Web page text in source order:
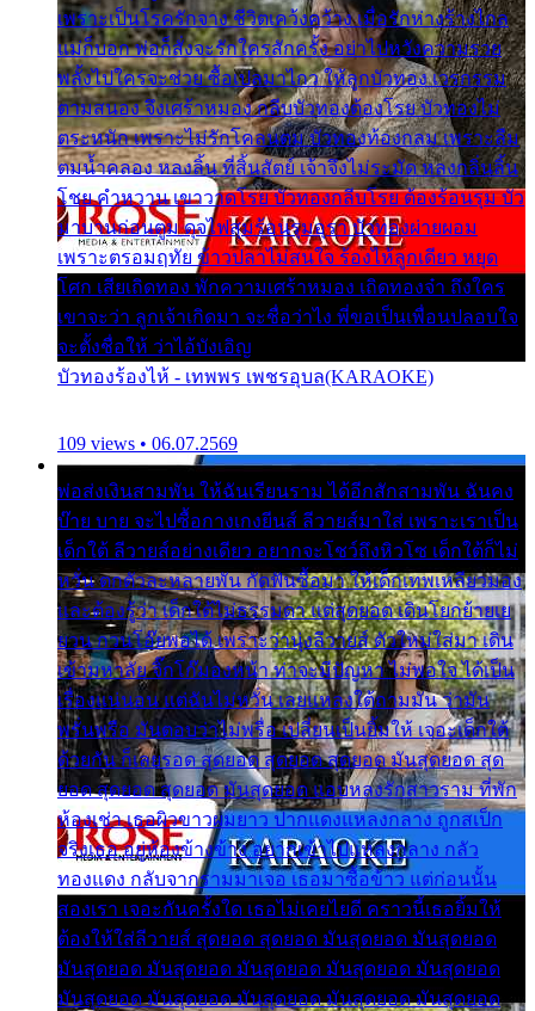
เพราะเป็นโรครักจาง ชีวิตเคว้งคว้าง เมื่อรักห่างร้างไกล
แม่ก็บอก พ่อก็สั่งจะรักใครสักครั้ง อย่าไปหวังความรวย
พลั้งไปใครจะช่วย ซื้อเปลมาไกว ให้ลูกบัวทอง เวรกรรม
ตามสนอง จึงเศร้าหมอง กลีบบัวทองต้องโรย บัวทองไม่
ตระหนัก เพราะไม่รักโคลนตม บัวทองท้องกลม เพราะลืม
ตมน้ำคลอง หลงลิ้น ที่สิ้นสัตย์ เจ้าจึงไม่ระมัด หลงกลิ่นลิ้น
โชย คำหวาน เขาวาดโรย บัวทองกลีบโรย ต้องร้อนรุม บัว
มาบานก่อนตูม ดุจไฟสุมร้อนรุมอุรา บัวทองผ่ายผอม
เพราะตรอมฤทัย ข้าวปลาไม่สนใจ ร้องไห้ลูกเดียว หยุด
โศก เสียเถิดทอง พักความเศร้าหมอง เถิดทองจ๋า ถึงใคร
เขาจะว่า ลูกเจ้าเกิดมา จะชื่อว่าไง พี่ขอเป็นเพื่อนปลอบใจ
จะตั้งชื่อให้ ว่าไอ้บังเอิญ
บัวทองร้องไห้ - เทพพร เพชรอุบล(KARAOKE)
109 views • 06.07.2569
พ่อส่งเงินสามพัน ให้ฉันเรียนราม ได้อีกสักสามพัน ฉันคง
บ๊าย บาย จะไปซื้อกางเกงยีนส์ ลีวายส์มาใส่ เพราะเราเป็น
เด็กใต้ ลีวายส์อย่างเดียว อยากจะโชว์ถึงหิวโซ เด็กใต้ก็ไม่
หวั่น ตกตัวละหลายพัน กัดฟันซื้อมา ให้เด็กเทพเหลียวมอง
และต้องรู้ว่า เด็กใต้ไม่ธรรมดา แต่สุดยอด เดินโยกย้ายเย
ยวน กวนโอ๊ยพอได้ เพราะว่านุ่งลีวายส์ ตัวใหม่ใส่มา เดิน
เข้ามหาลัย จิ๊กโก๊มองหน้า ท่าจะมีปัญหา ไม่พอใจ ได้เป็น
เรื่องแน่นอน แต่ฉันไม่หวั่น เลยแหลงใต้ถามมัน ว่ามัน
พรั่นพรือ มันตอบว่าไม่พรื่อ เปลี่ยนเป็นยิ้มให้ เจอะเด็กใต้
ด้วยกัน ก็เลยรอด สุดยอด สุดยอด สุดยอด มันสุดยอด สุด
ยอด สุดยอด สุดยอด มันสุดยอด แอบหลงรักสาวราม ที่พัก
ห้องเช่า เธอผิวขาวผมยาว ปากแดงแหลงกลาง ถูกสเป็ก
จริงเธอ อยู่ห้องข้างข้าง อยากเข้าไปแหลงกลาง กลัว
ทองแดง กลับจากรามมาเจอ เธอมาซื้อข้าว แต่ก่อนนั้น
สองเรา เจอะกันครั้งใด เธอไม่เคยไยดี คราวนี้เธอยิ้มให้
ต้องให้ใส่ลีวายส์ สุดยอด สุดยอด มันสุดยอด มันสุดยอด
มันสุดยอด มันสุดยอด มันสุดยอด มันสุดยอด มันสุดยอด
มันสุดยอด มันสุดยอด มันสุดยอด มันสุดยอด มันสุดยอด